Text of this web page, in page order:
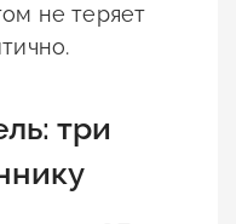
не теряет
три